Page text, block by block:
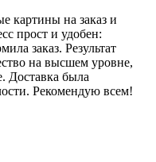
картины на заказ и
прост и удобен:
заказ. Результат
на высшем уровне,
Доставка была
Рекомендую всем!